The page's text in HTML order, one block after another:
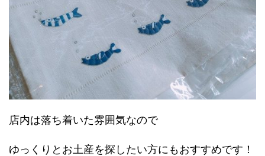
店内は落ち着いた雰囲気なので
ゆっくりとお土産を探したい方にもおすすめです！